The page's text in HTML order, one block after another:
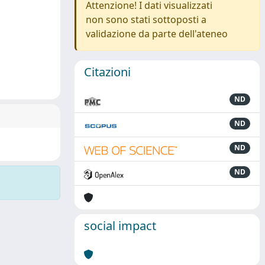
Attenzione! I dati visualizzati
non sono stati sottoposti a
validazione da parte dell'ateneo
Citazioni
ND
ND
ND
ND
social impact